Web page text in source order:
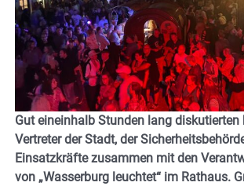
Gut eineinhalb Stunden lang diskutierten
Vertreter der Stadt, der
Einsatzkräfte zusammen mit den
von „Wasserburg leuchtet“ im Rathaus.